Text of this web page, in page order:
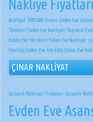
Nakliye Fiyatları
Nakliyat Sincan Sincan Evden Eve
Törekent Evden Eve Nakliyat Yapracık
Evden Eve Yenikent Evden Eve Nakliyat
Ümitköy Evden Eve Ümitköy Evden Eve
ÇINAR NAKLİYAT
Saraycık Nakliyat Firmaları Saraycık
Evden Eve